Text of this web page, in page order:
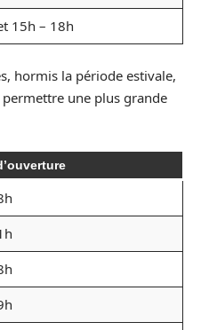
15h – 18h
hormis la période estivale,
une plus grande